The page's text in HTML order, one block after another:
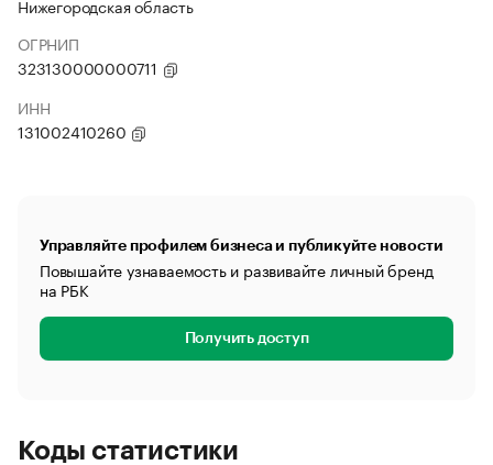
Нижегородская область
ОГРНИП
323130000000711
ИНН
131002410260
Управляйте профилем бизнеса и публикуйте новости
Повышайте узнаваемость и развивайте личный бренд
на РБК
Получить доступ
Коды статистики